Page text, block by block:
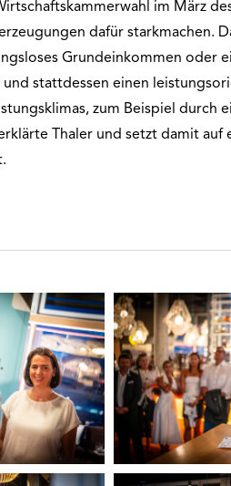
im März
dafür starkmachen.
Grundeinkommen oder
stattdessen einen
zum Beispiel durch
Thaler und setzt damit auf